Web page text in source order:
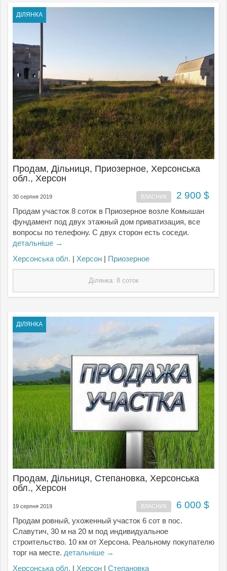
ДІЛЯНКА
Продам, Дільниця, Приозерное, Херсонська
обл., Херсон
30 серпня 2019 ВЛАСНИК 2 900 $
Продам участок 8 соток в Приозерное возле Комышан
фундамент под двух этажный дом приватизация, все
вопросы по телефону. С двух сторон есть соседи.
детальніше →
Херсонська обл. | Херсон | Приозерное
Ділянка: 8 соток
ДІЛЯНКА
Продам, Дільниця, Степановка, Херсонська
обл., Херсон
19 серпня 2019 ВЛАСНИК 6 000 $
Продам ровный, ухоженный участок 6 сот в пос.
Славутич, 30 м на 20 м под индивидуальное
строительство. 10 км от Херсона. Реальному покупателю
торг на месте. детальніше →
Херсонська обл. | Херсон | Степановка